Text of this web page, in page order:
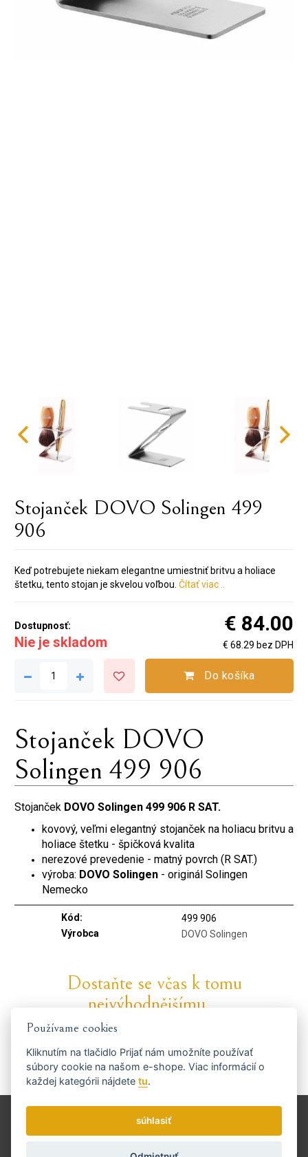
Stojanček DOVO Solingen 499
906
Keď potrebujete niekam elegantne umiestniť britvu a holiace
štetku, tento stojan je skvelou voľbou. Čítať viac ..
Dostupnosť:
Nie je skladom
€ 84.00
€ 68.29 bez DPH
Do košíka
Stojanček DOVO
Solingen 499 906
Stojanček DOVO Solingen 499 906 R SAT.
kovový, veľmi elegantný stojanček na holiacu britvu a
holiace štetku - špičková kvalita
nerezové prevedenie - matný povrch (R SAT.)
výroba: DOVO Solingen- originál Solingen
Nemecko
Kód:
499 906
Výrobca
DOVO Solingen
Dostaňte se včas k tomu
nejvýhodnějšímu...
Zasielame novinky a zľavy raz týždenne.
Doprava a platba
Brúsenie
Používame cookies
Kliknutím na tlačidlo Prijať nám umožníte používať
súbory cookie na našom e-shope. Viac informácií o
každej kategórii nájdetetu.
súhlasiť